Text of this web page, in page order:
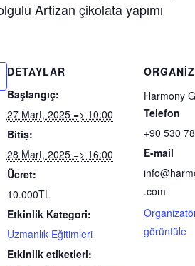
Artizan çikolata yapımı
DETAYLAR
Başlangıç:
27 Mart, 2025 => 10:00
Bitiş:
28 Mart, 2025 => 16:00
Ücret:
10.000TL
Etkinlik Kategori:
Uzmanlık Eğitimleri
Etkinlik etiketleri:
Harmony
Telefon
+90 530
E-mail
.com
görüntüle